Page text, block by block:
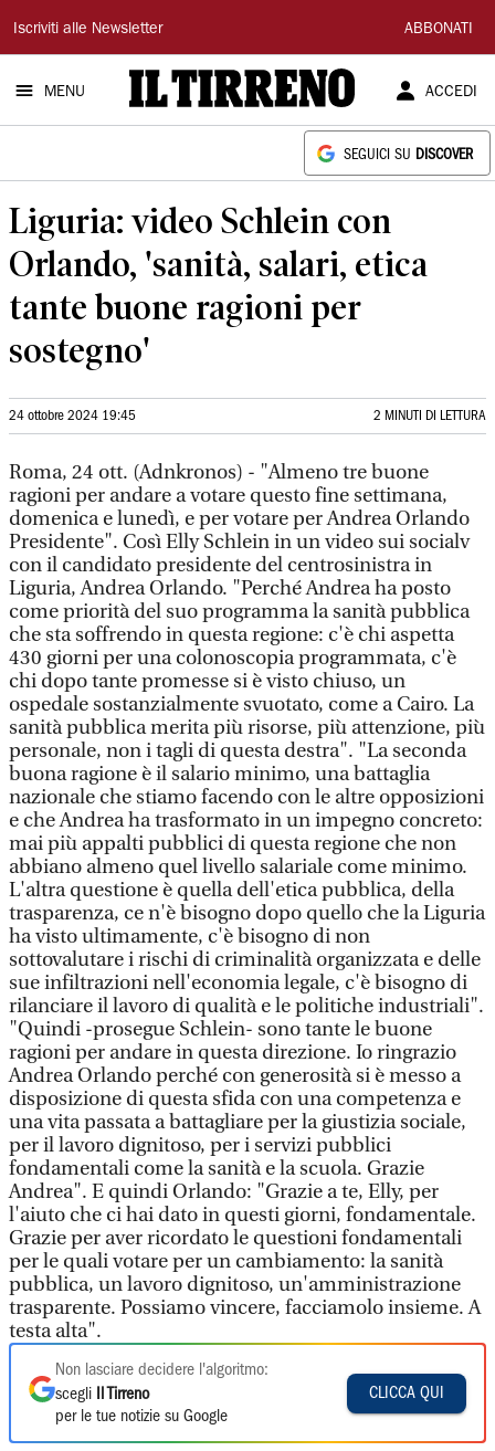
Il
Tirreno
Iscriviti alle Newsletter ABBONATI
MENU ACCEDI
SEGUICI SU DISCOVER
Liguria: video Schlein con
Orlando, 'sanità, salari, etica
tante buone ragioni per
sostegno'
24 ottobre 2024 19:45 2 MINUTI DI LETTURA
Roma, 24 ott. (Adnkronos) - "Almeno tre buone
ragioni per andare a votare questo fine settimana,
domenica e lunedì, e per votare per Andrea Orlando
Presidente". Così Elly Schlein in un video sui socialv
con il candidato presidente del centrosinistra in
Liguria, Andrea Orlando. "Perché Andrea ha posto
come priorità del suo programma la sanità pubblica
che sta soffrendo in questa regione: c'è chi aspetta
430 giorni per una colonoscopia programmata, c'è
chi dopo tante promesse si è visto chiuso, un
ospedale sostanzialmente svuotato, come a Cairo. La
sanità pubblica merita più risorse, più attenzione, più
personale, non i tagli di questa destra". "La seconda
buona ragione è il salario minimo, una battaglia
nazionale che stiamo facendo con le altre opposizioni
e che Andrea ha trasformato in un impegno concreto:
mai più appalti pubblici di questa regione che non
abbiano almeno quel livello salariale come minimo.
L'altra questione è quella dell'etica pubblica, della
trasparenza, ce n'è bisogno dopo quello che la Liguria
ha visto ultimamente, c'è bisogno di non
sottovalutare i rischi di criminalità organizzata e delle
sue infiltrazioni nell'economia legale, c'è bisogno di
rilanciare il lavoro di qualità e le politiche industriali".
"Quindi -prosegue Schlein- sono tante le buone
ragioni per andare in questa direzione. Io ringrazio
Andrea Orlando perché con generosità si è messo a
disposizione di questa sfida con una competenza e
una vita passata a battagliare per la giustizia sociale,
per il lavoro dignitoso, per i servizi pubblici
fondamentali come la sanità e la scuola. Grazie
Andrea". E quindi Orlando: "Grazie a te, Elly, per
l'aiuto che ci hai dato in questi giorni, fondamentale.
Grazie per aver ricordato le questioni fondamentali
per le quali votare per un cambiamento: la sanità
pubblica, un lavoro dignitoso, un'amministrazione
trasparente. Possiamo vincere, facciamolo insieme. A
testa alta".
Non lasciare decidere l'algoritmo:
scegli
Il Tirreno
per le tue notizie su Google
CLICCA QUI